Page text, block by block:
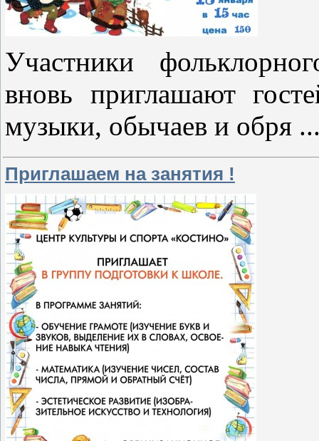
Участники
вновь приглашают
музыки, обычаев и обря
Приглашаем на занятия !